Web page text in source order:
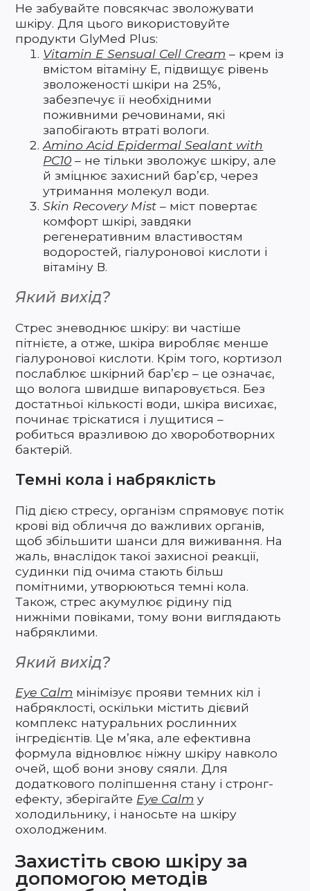
Не забувайте повсякчас зволожувати
шкіру. Для цього використовуйте
продукти GlyMed Plus:
Vitamin E Sensual Cell Cream – крем із
вмістом вітаміну Е, підвищує рівень
зволоженості шкіри на 25%,
забезпечує її необхідними
поживними речовинами, які
запобігають втраті вологи.
Amino Acid Epidermal Sealant with
PC10 – не тільки зволожує шкіру, але
й зміцнює захисний бар’єр, через
утримання молекул води.
Skin Recovery Mist – міст повертає
комфорт шкірі, завдяки
регенеративним властивостям
водоростей, гіалуронової кислоти і
вітаміну В.
Який вихід?
Стрес зневоднює шкіру: ви частіше
пітнієте, а отже, шкіра виробляє менше
гіалуронової кислоти. Крім того, кортизол
послаблює шкірний бар’єр – це означає,
що волога швидше випаровується. Без
достатньої кількості води, шкіра висихає,
починає тріскатися і лущитися –
робиться вразливою до хвороботворних
бактерій.
Темні кола і набряклість
Під дією стресу, організм спрямовує потік
крові від обличчя до важливих органів,
щоб збільшити шанси для виживання. На
жаль, внаслідок такої захисної реакції,
судинки під очима стають більш
помітними, утворюються темні кола.
Також, стрес акумулює рідину під
нижніми повіками, тому вони виглядають
набряклими.
Який вихід?
Eye Calm мінімізує прояви темних кіл і
набряклості, оскільки містить дієвий
комплекс натуральних рослинних
інгредієнтів. Це м’яка, але ефективна
формула відновлює ніжну шкіру навколо
очей, щоб вони знову сяяли. Для
додаткового поліпшення стану і стронг-
ефекту, зберігайте Eye Calm у
холодильнику, і наносьте на шкіру
охолодженим.
Захистіть свою шкіру за
допомогою методів